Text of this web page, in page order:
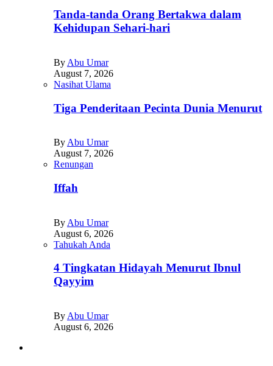
Tanda-tanda Orang Bertakwa dalam
Kehidupan Sehari-hari
By Abu Umar
August 7, 2026
Nasihat Ulama
Tiga Penderitaan Pecinta Dunia Menurut
By Abu Umar
August 7, 2026
Renungan
Iffah
By Abu Umar
August 6, 2026
Tahukah Anda
4 Tingkatan Hidayah Menurut Ibnul
Qayyim
By Abu Umar
August 6, 2026